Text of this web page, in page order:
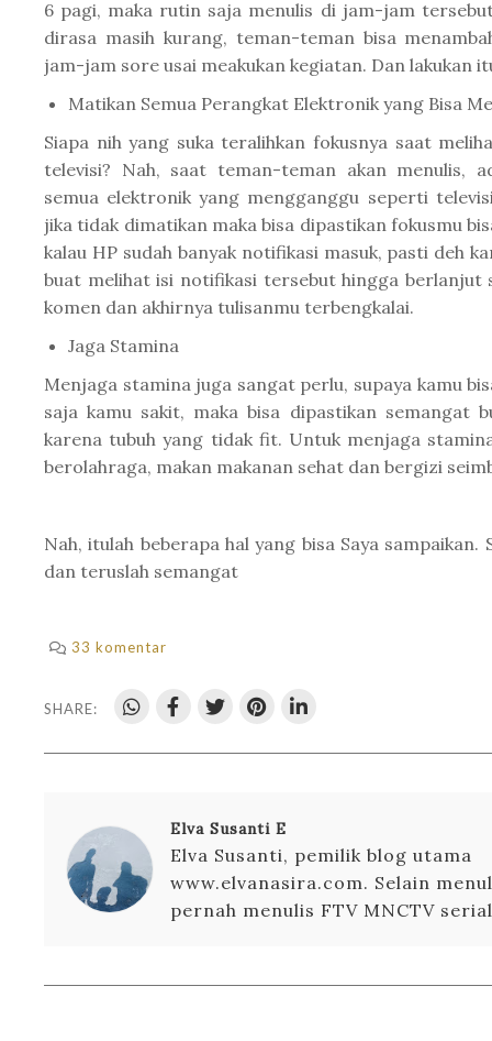
6 pagi, maka rutin saja menulis di jam-jam
dirasa masih kurang, teman-teman bisa
jam-jam sore usai meakukan kegiatan. Dan lakukan
Matikan Semua Perangkat Elektronik yang Bisa
Siapa nih yang suka teralihkan fokusnya saat
televisi? Nah, saat teman-teman akan menulis,
semua elektronik yang mengganggu seperti
jika tidak dimatikan maka bisa dipastikan fokusmu
kalau HP sudah banyak notifikasi masuk, pasti deh
buat melihat isi notifikasi tersebut hingga berlanjut
komen dan akhirnya tulisanmu terbengkalai.
Jaga Stamina
Menjaga stamina juga sangat perlu, supaya kamu
saja kamu sakit, maka bisa dipastikan semangat
karena tubuh yang tidak fit. Untuk menjaga
berolahraga, makan makanan sehat dan bergizi
Nah, itulah beberapa hal yang bisa Saya sampaikan.
dan teruslah semangat
33 komentar
SHARE:
Elva Susanti E
Elva Susanti, pemilik blog utama
www.elvanasira.com. Selain
pernah menulis FTV MNCTV